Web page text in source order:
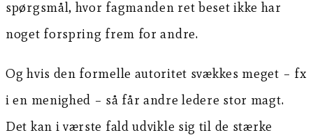
spørgsmål, hvor fagmanden ret beset ikke har
noget forspring frem for andre.
Og hvis den formelle autoritet svækkes meget – fx
i en menighed – så får andre ledere stor magt.
Det kan i værste fald udvikle sig til de stærke